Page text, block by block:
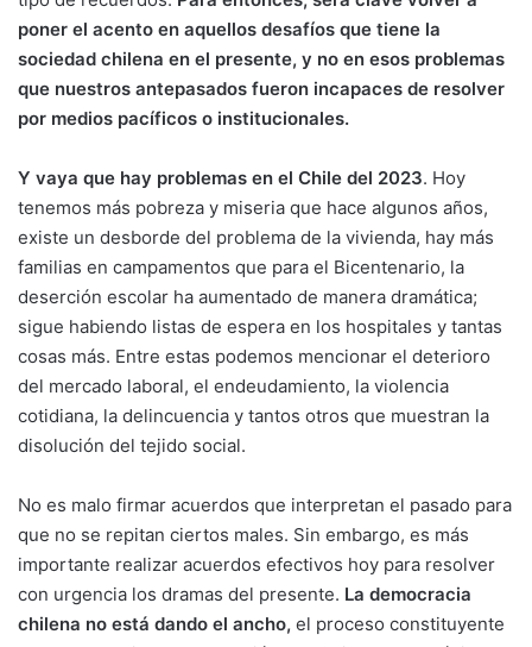
poner el acento en aquellos desafíos que tiene la
sociedad chilena en el presente, y no en esos problemas
que nuestros antepasados fueron incapaces de resolver
por medios pacíficos o institucionales.
Y vaya que hay problemas en el Chile del 2023. Hoy
tenemos más pobreza y miseria que hace algunos años,
existe un desborde del problema de la vivienda, hay más
familias en campamentos que para el Bicentenario, la
deserción escolar ha aumentado de manera dramática;
sigue habiendo listas de espera en los hospitales y tantas
cosas más. Entre estas podemos mencionar el deterioro
del mercado laboral, el endeudamiento, la violencia
cotidiana, la delincuencia y tantos otros que muestran la
disolución del tejido social.
No es malo firmar acuerdos que interpretan el pasado para
que no se repitan ciertos males. Sin embargo, es más
importante realizar acuerdos efectivos hoy para resolver
con urgencia los dramas del presente. La democracia
chilena no está dando el ancho, el proceso constituyente